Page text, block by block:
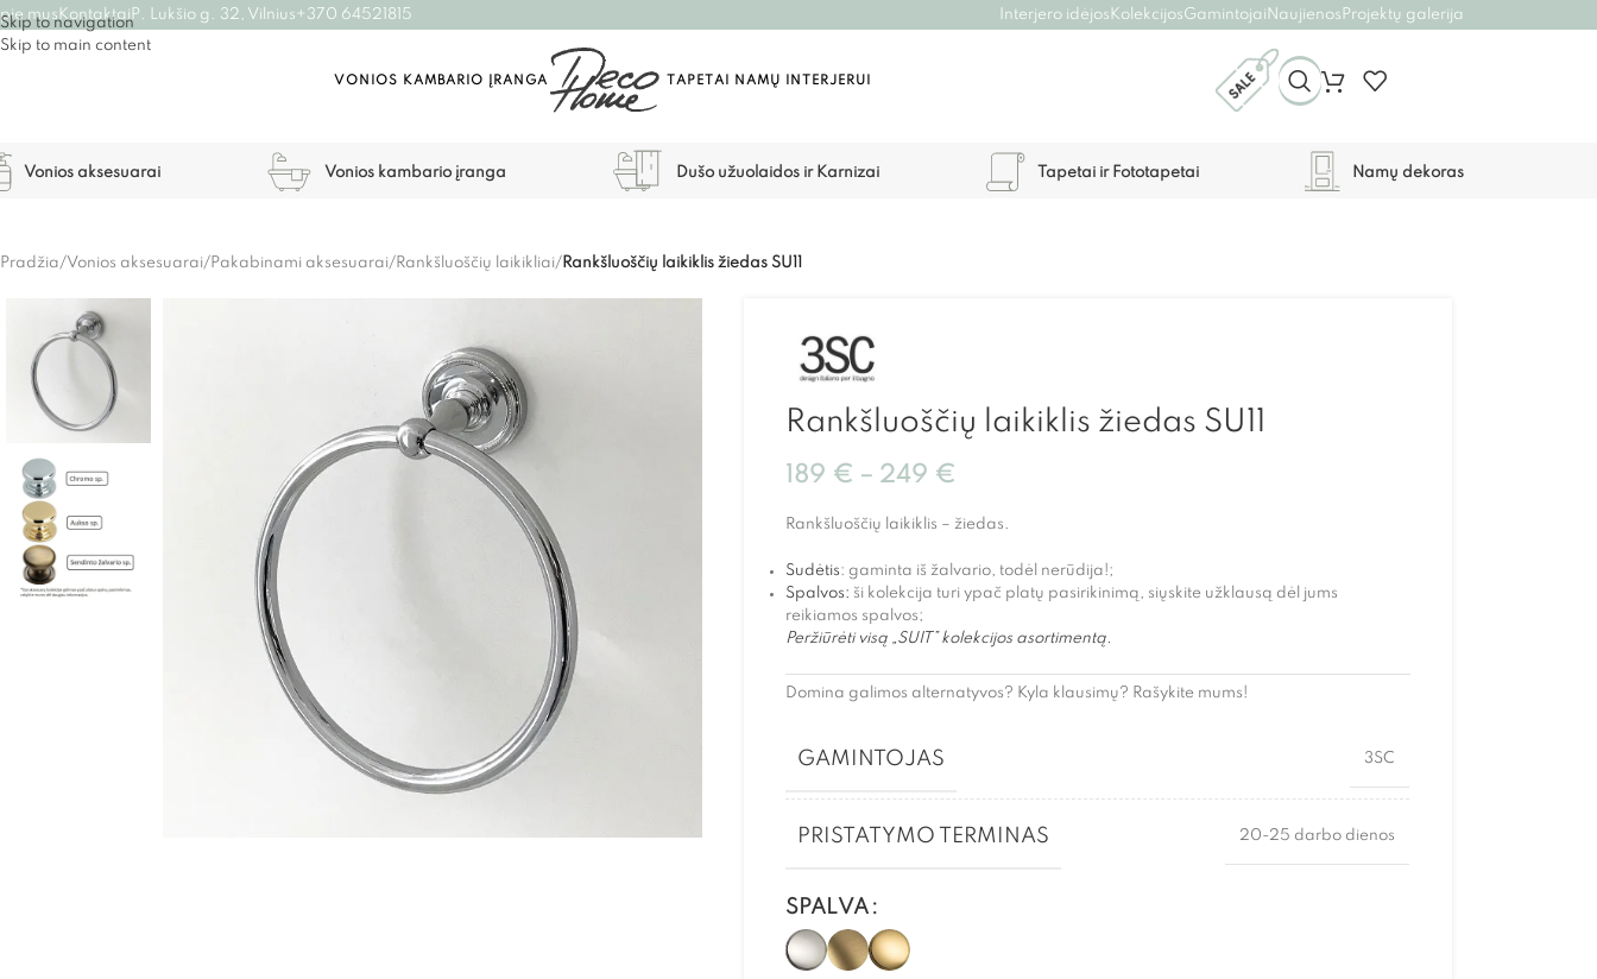
Skip to navigation
Skip to main content
mus Kontaktai P. Lukšio g. 32, Vilnius +370 64521815 Interjero idėjos KolekcijosGamintojai Naujienos Projektų galerija
VONIOS KAMBARIO ĮRANGA TAPETAI NAMŲ INTERJERUI
Vonios aksesuarai Vonios kambario įranga Dušo užuolaidos ir Karnizai Tapetai ir Fototapetai Namų dekoras
Pradžia/Vonios aksesuarai/Pakabinami aksesuarai/Rankšluoščių laikikliai/ Rankšluoščių laikiklis žiedas SU11
Rankšluoščių laikiklis žiedas SU11
189 € – 249 €
Rankšluoščių laikiklis – žiedas.
Sudėtis: gaminta iš žalvario, todėl nerūdija!;
Spalvos: ši kolekcija turi ypač platų pasirikinimą, siųskite užklausą dėl jums
reikiamos spalvos;
Peržiūrėti visą „SUIT” kolekcijos asortimentą.
Domina galimos alternatyvos? Kyla klausimų? Rašykite mums!
GAMINTOJAS 3SC
PRISTATYMO TERMINAS 20-25 darbo dienos
SPALVA